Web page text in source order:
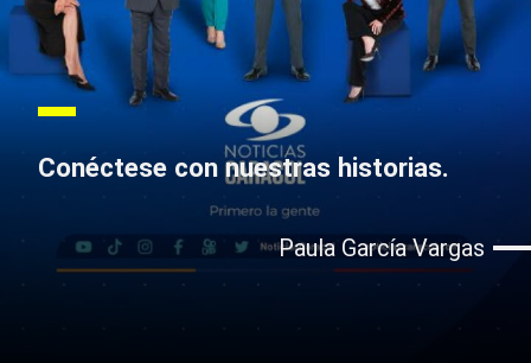
Conéctese con nuestras historias.
Paula García Vargas